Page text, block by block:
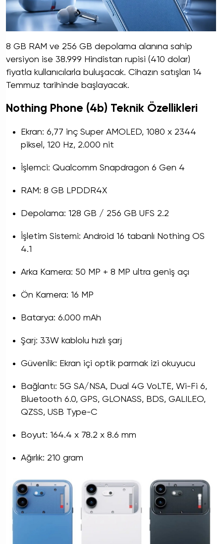
8 GB RAM ve 256 GB depolama alanına sahip
versiyon ise 38.999 Hindistan rupisi (410 dolar)
fiyatla kullanıcılarla buluşacak. Cihazın satışları 14
Temmuz tarihinde başlayacak.
Nothing Phone (4b) Teknik Özellikleri
Ekran: 6,77 inç Super AMOLED, 1080 x 2344
piksel, 120 Hz, 2.000 nit
İşlemci: Qualcomm Snapdragon 6 Gen 4
RAM: 8 GB LPDDR4X
Depolama: 128 GB / 256 GB UFS 2.2
İşletim Sistemi: Android 16 tabanlı Nothing OS
4.1
Arka Kamera: 50 MP + 8 MP ultra geniş açı
Ön Kamera: 16 MP
Batarya: 6.000 mAh
Şarj: 33W kablolu hızlı şarj
Güvenlik: Ekran içi optik parmak izi okuyucu
Bağlantı: 5G SA/NSA, Dual 4G VoLTE, Wi-Fi 6,
Bluetooth 6.0, GPS, GLONASS, BDS, GALILEO,
QZSS, USB Type-C
Boyut: 164.4 x 78.2 x 8.6 mm
Ağırlık: 210 gram